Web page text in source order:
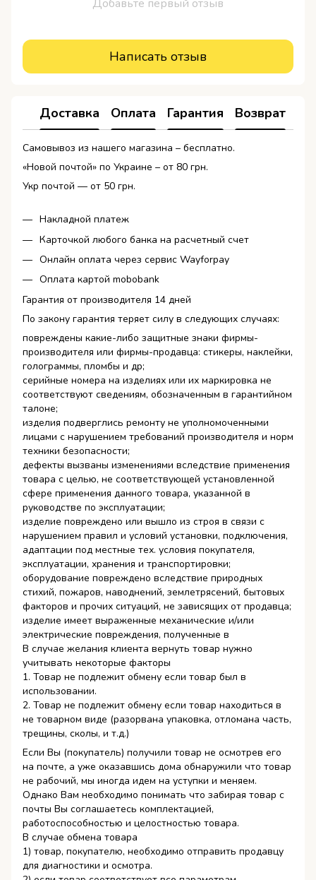
Добавьте первый отзыв
Написать отзыв
Доставка Оплата Гарантия Возврат
Самовывоз из нашего магазина – бесплатно.
«Новой почтой» по Украине – от 80 грн.
Укр почтой — от 50 грн.
Накладной платеж
Карточкой любого банка на расчетный счет
Онлайн оплата через сервис Wayforpay
Оплата картой mobobank
Гарантия от производителя 14 дней
По закону гарантия теряет силу в следующих случаях:
повреждены какие-либо защитные знаки фирмы-
производителя или фирмы-продавца: стикеры, наклейки,
голограммы, пломбы и др;
серийные номера на изделиях или их маркировка не
соответствуют сведениям, обозначенным в гарантийном
талоне;
изделия подверглись ремонту не уполномоченными
лицами с нарушением требований производителя и норм
техники безопасности;
дефекты вызваны изменениями вследствие применения
товара с целью, не соответствующей установленной
сфере применения данного товара, указанной в
руководстве по эксплуатации;
изделие повреждено или вышло из строя в связи с
нарушением правил и условий установки, подключения,
адаптации под местные тех. условия покупателя,
эксплуатации, хранения и транспортировки;
оборудование повреждено вследствие природных
стихий, пожаров, наводнений, землетрясений, бытовых
факторов и прочих ситуаций, не зависящих от продавца;
изделие имеет выраженные механические и/или
электрические повреждения, полученные в
В случае желания клиента вернуть товар нужно
учитывать некоторые факторы
1. Товар не подлежит обмену если товар был в
использовании.
2. Товар не подлежит обмену если товар находиться в
не товарном виде (разорвана упаковка, отломана часть,
трещины, сколы, и т.д.)
Если Вы (покупатель) получили товар не осмотрев его
на почте, а уже оказавшись дома обнаружили что товар
не рабочий, мы иногда идем на уступки и меняем.
Однако Вам необходимо понимать что забирая товар с
почты Вы соглашаетесь комплектацией,
работоспособностью и целостностью товара.
В случае обмена товара
1) товар, покупателю, необходимо отправить продавцу
для диагностики и осмотра.